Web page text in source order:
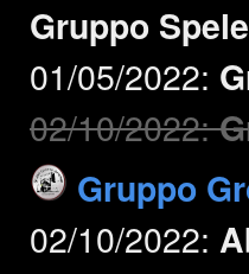
Gruppo
01/05/2022:
02/10/2022:
Gruppo
02/10/2022: